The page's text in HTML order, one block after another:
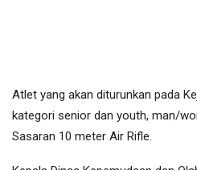
Atlet yang akan diturunkan pada
kategori senior dan youth, man/
Sasaran 10 meter Air Rifle.